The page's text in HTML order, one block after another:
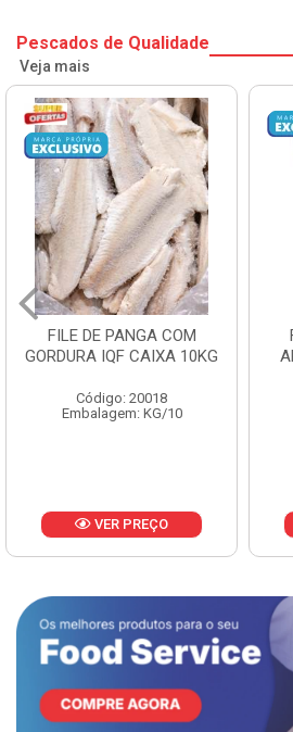
Pescados de Qualidade
Veja mais
FILE DE PANGA SEMI
APARADO PACOTE 1KG
Código: 20019
Embalagem: KG/10
VER PREÇO